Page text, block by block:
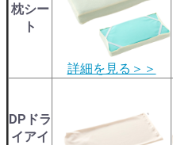
枕シー
ト
詳細を見る＞＞
DPドラ
イアイ